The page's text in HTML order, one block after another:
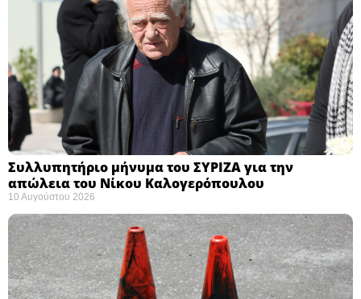
Συλλυπητήριο μήνυμα του ΣΥΡΙΖΑ για την
απώλεια του Νίκου Καλογερόπουλου ​
10 Αυγούστου 2026